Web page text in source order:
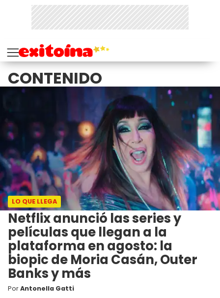
CONTENIDO
LO QUE LLEGA
Netflix anunció las series y
películas que llegan a la
plataforma en agosto: la
biopic de Moria Casán, Outer
Banks y más
PorAntonella Gatti